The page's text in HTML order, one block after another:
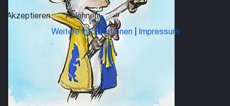
Akzeptieren Ablehnen
Weitere Informationen Impressum